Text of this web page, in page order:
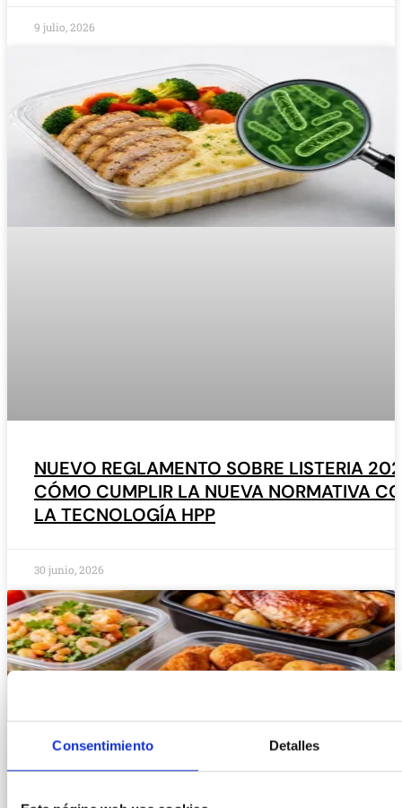
Consentimiento Detalles
9 julio, 2026
NUEVO REGLAMENTO SOBRE LISTERIA
CÓMO CUMPLIR LA NUEVA NORMATIVA
LA TECNOLOGÍA HPP
30 junio, 2026